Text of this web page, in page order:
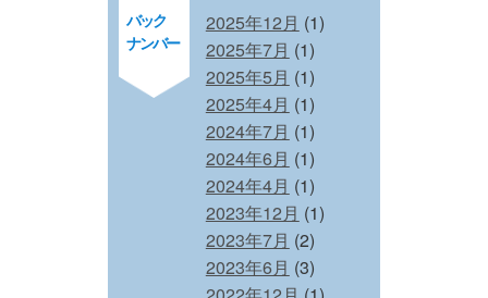
バック
ナンバー
2025年12月 (1)
2025年7月 (1)
2025年5月 (1)
2025年4月 (1)
2024年7月 (1)
2024年6月 (1)
2024年4月 (1)
2023年12月 (1)
2023年7月 (2)
2023年6月 (3)